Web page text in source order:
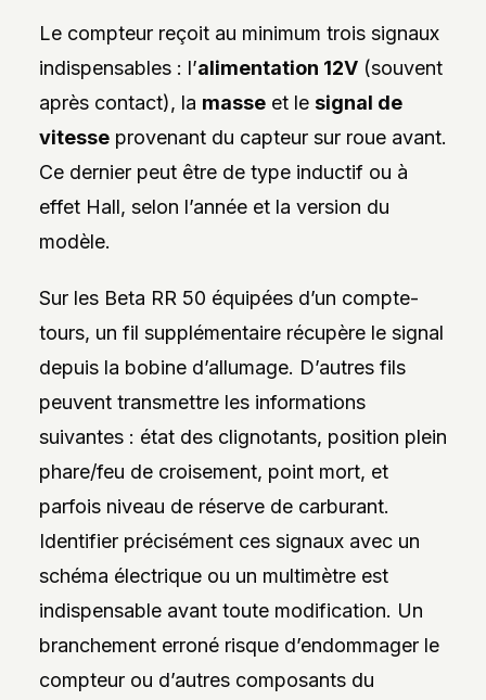
Le compteur reçoit au minimum trois signaux
indispensables : l’alimentation 12V(souvent
après contact), la masseet le signal de
vitesseprovenant du capteur sur roue avant.
Ce dernier peut être de type inductif ou à
effet Hall, selon l’année et la version du
modèle.
Sur les Beta RR 50 équipées d’un compte-
tours, un fil supplémentaire récupère le signal
depuis la bobine d’allumage. D’autres fils
peuvent transmettre les informations
suivantes : état des clignotants, position plein
phare/feu de croisement, point mort, et
parfois niveau de réserve de carburant.
Identifier précisément ces signaux avec un
schéma électrique ou un multimètre est
indispensable avant toute modification. Un
branchement erroné risque d’endommager le
compteur ou d’autres composants du